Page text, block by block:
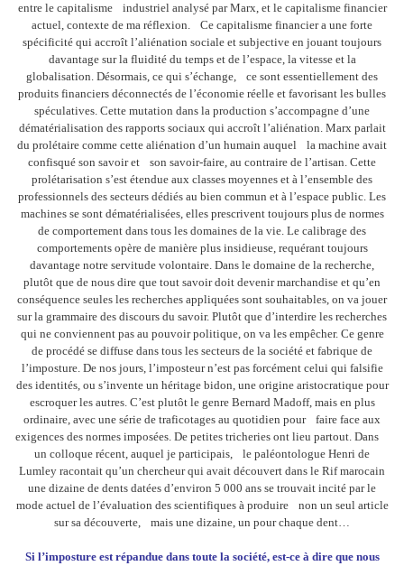
entre le capitalisme industriel analysé par Marx, et le capitalisme financier
actuel, contexte de ma réflexion. Ce capitalisme financier a une forte
spécificité qui accroît l’aliénation sociale et subjective en jouant toujours
davantage sur la fluidité du temps et de l’espace, la vitesse et la
globalisation. Désormais, ce qui s’échange, ce sont essentiellement des
produits financiers déconnectés de l’économie réelle et favorisant les bulles
spéculatives. Cette mutation dans la production s’accompagne d’une
dématérialisation des rapports sociaux qui accroît l’aliénation. Marx parlait
du prolétaire comme cette aliénation d’un humain auquel la machine avait
confisqué son savoir et son savoir-faire, au contraire de l’artisan. Cette
prolétarisation s’est étendue aux classes moyennes et à l’ensemble des
professionnels des secteurs dédiés au bien commun et à l’espace public. Les
machines se sont dématérialisées, elles prescrivent toujours plus de normes
de comportement dans tous les domaines de la vie. Le calibrage des
comportements opère de manière plus insidieuse, requérant toujours
davantage notre servitude volontaire. Dans le domaine de la recherche,
plutôt que de nous dire que tout savoir doit devenir marchandise et qu’en
conséquence seules les recherches appliquées sont souhaitables, on va jouer
sur la grammaire des discours du savoir. Plutôt que d’interdire les recherches
qui ne conviennent pas au pouvoir politique, on va les empêcher. Ce genre
de procédé se diffuse dans tous les secteurs de la société et fabrique de
l’imposture. De nos jours, l’imposteur n’est pas forcément celui qui falsifie
des identités, ou s’invente un héritage bidon, une origine aristocratique pour
escroquer les autres. C’est plutôt le genre Bernard Madoff, mais en plus
ordinaire, avec une série de traficotages au quotidien pour faire face aux
exigences des normes imposées. De petites tricheries ont lieu partout. Dans
un colloque récent, auquel je participais, le paléontologue Henri de
Lumley racontait qu’un chercheur qui avait découvert dans le Rif marocain
une dizaine de dents datées d’environ 5 000 ans se trouvait incité par le
mode actuel de l’évaluation des scientifiques à produire non un seul article
sur sa découverte, mais une dizaine, un pour chaque dent…
Si l’imposture est répandue dans toute la société, est-ce à dire que nous